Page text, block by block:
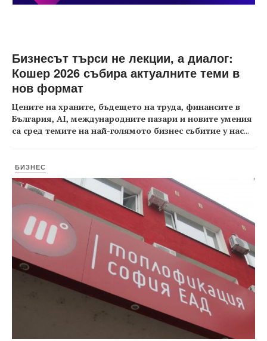
Бизнесът търси не лекции, а диалог:
Кошер 2026 събира актуалните теми в
нов формат
Цените на храните, бъдещето на труда, финансите в
България, AI, международните пазари и новите умения
са сред темите на най-голямото бизнес събитие у нас...
БИЗНЕС